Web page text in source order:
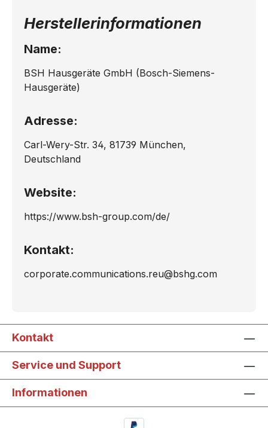
Herstellerinformationen
Name:
BSH Hausgeräte GmbH (Bosch-Siemens-
Hausgeräte)
Adresse:
Carl-Wery-Str. 34, 81739 München,
Deutschland
Website:
https://www.bsh-group.com/de/
Kontakt:
corporate.communications.reu@bshg.com
Kontakt
Service und Support
Informationen